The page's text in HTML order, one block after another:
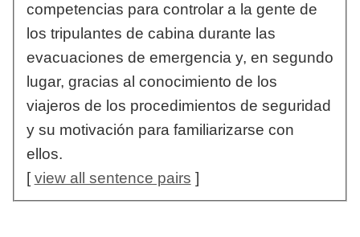
competencias para controlar a la gente de
los tripulantes de cabina durante las
evacuaciones de emergencia y, en segundo
lugar, gracias al conocimiento de los
viajeros de los procedimientos de seguridad
y su motivación para familiarizarse con
ellos.
[view all sentence pairs ]